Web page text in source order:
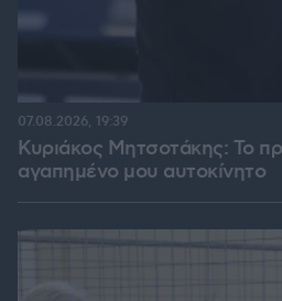
Κυριάκος Μητσοτάκης: Το
αγαπημένο μου αυτοκίνητο
07.08.2026, 19:39